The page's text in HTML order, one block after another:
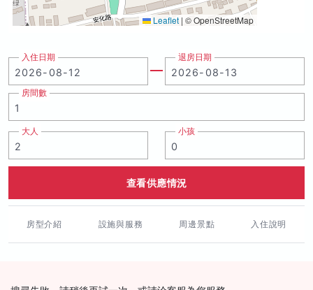
Leaflet | © OpenStreetMap
入住日期 退房日期
房間數
大人 小孩
查看供應情況
房型介紹 設施與服務 周邊景點 入住說明